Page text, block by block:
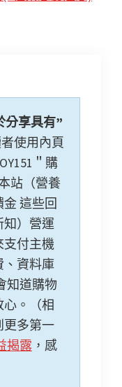
分享具有”
使用內頁
＂購
站（營養
這些回
）營運
支付主機
、資料庫
知道購物
。（相
更多第一
揭露 ，感